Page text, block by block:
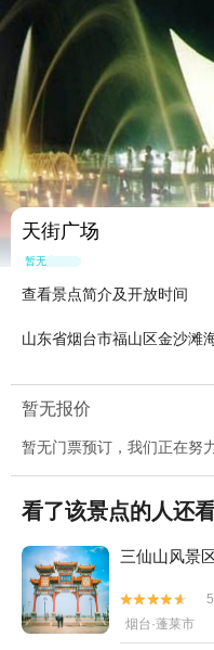
天街广场
暂无点评
查看景点简介及开放时间
山东省烟台市福山区金沙滩
暂无报价
暂无门票预订，我们正在努
看了该景点的人还
三仙山风景


烟台·蓬莱市
